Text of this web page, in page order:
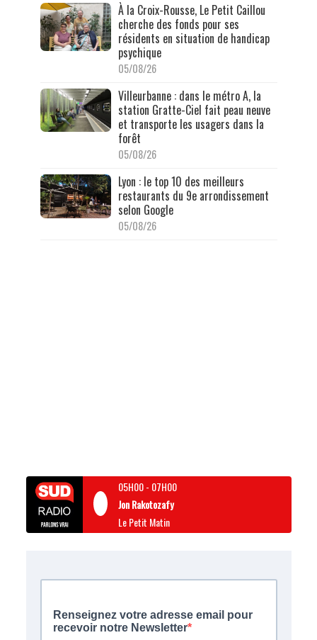
À la Croix-Rousse, Le Petit Caillou
cherche des fonds pour ses
résidents en situation de handicap
psychique
05/08/26
Villeurbanne : dans le métro A, la
station Gratte-Ciel fait peau neuve
et transporte les usagers dans la
forêt
05/08/26
Lyon : le top 10 des meilleurs
restaurants du 9e arrondissement
selon Google
05/08/26
05H00- 07H00
Jon Rakotozafy
Le Petit Matin